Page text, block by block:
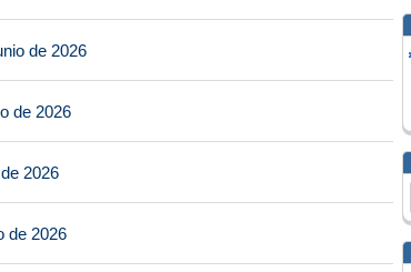
de 2026
de 2026
2026
de 2026